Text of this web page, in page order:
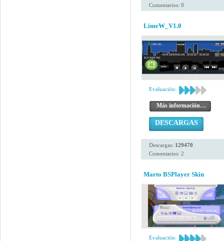
Comentarios: 0
LimeW_V1.0
Evaluación:
Más información…
DESCARGAS
Descargas: 129470
Comentarios: 2
Marto BSPlayer Skin
Evaluación: